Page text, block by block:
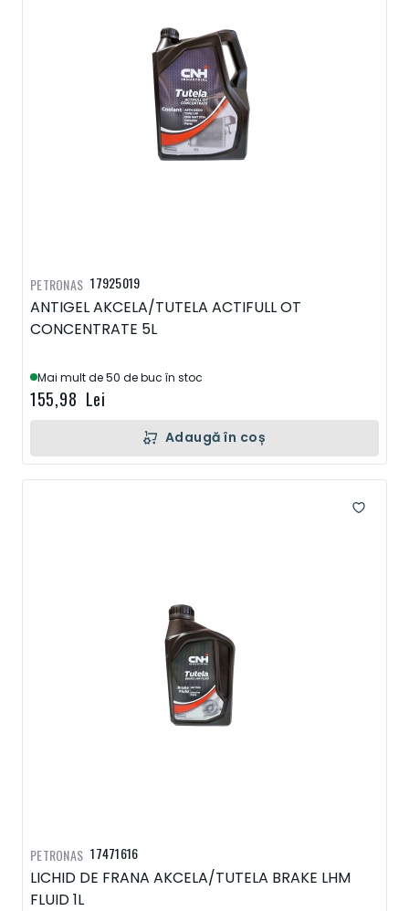
17925019
ANTIGEL AKCELA/TUTELA ACTIFULL OT
CONCENTRATE 5L
Mai mult de 50 de buc în stoc
155,98 Lei
PETRONAS
Adaugă în coș
17471616
LICHID DE FRANA AKCELA/TUTELA BRAKE LHM
FLUID 1L
PETRONAS